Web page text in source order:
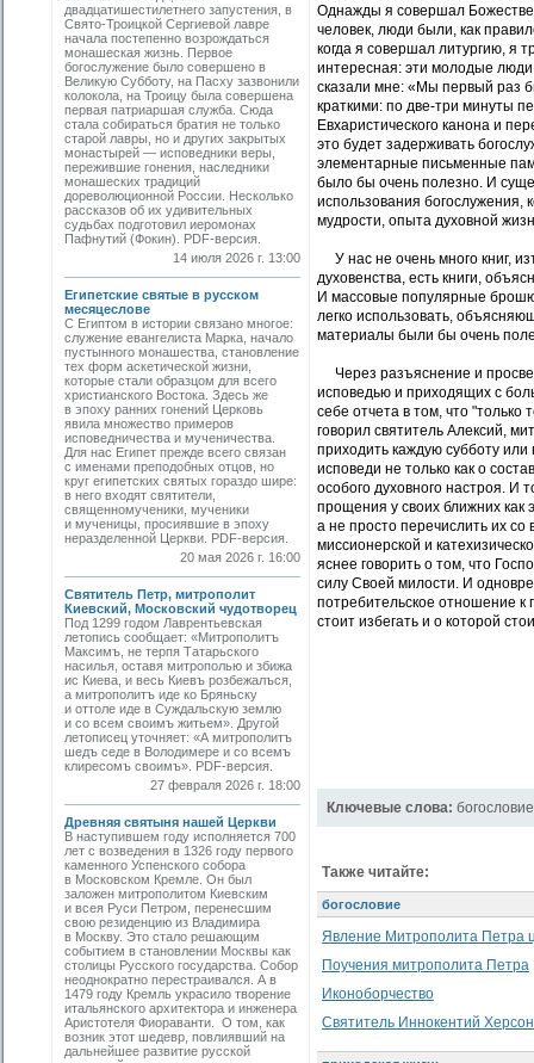
двадцатишестилетнего запустения, в
Свято-­Троицкой Сергиевой лавре
начала постепенно возрождаться
монашеская жизнь. Первое
богослужение было совершено в
Великую Субботу, на Пасху зазвонили
колокола, на Троицу была совершена
первая патриаршая служба. Сюда
стала собираться братия не только
старой лавры, но и других закрытых
монастырей — исповедники веры,
пережившие гонения, наследники
монашеских традиций
дореволюционной России. Несколько
рассказов об их удивительных
судьбах подготовил иеромонах
Пафнутий (Фокин). PDF-версия.
14 июля 2026 г. 13:00
Египетские святые в русском
месяцеслове
С Египтом в истории связано многое:
служение евангелиста Марка, начало
пустынного монашества, становление
тех форм аскетической жизни,
которые стали образцом для всего
христианского Востока. Здесь же
в эпоху ранних гонений Церковь
явила множество примеров
исповедничества и мученичества.
Для нас Египет прежде всего связан
с именами преподобных отцов, но
круг египетских святых гораздо шире:
в него входят святители,
священномученики, мученики
и мученицы, просиявшие в эпоху
неразделенной Церкви. PDF-версия.
20 мая 2026 г. 16:00
Святитель Петр, митрополит
Киевский, Московский чудотворец
Под 1299 годом Лаврентьевская
летопись сообщает: «Митрополитъ
Максимъ, не терпя Татарьского
насилья, оставя митрополью и збижа
ис Киева, и весь Киевъ розбежалъся,
а митрополитъ иде ко Бряньску
и оттоле иде в Суждальскую землю
и со всем своимъ житьем». Другой
летописец уточняет: «А митрополитъ
шедъ седе в Володимере и со всемъ
клиресомъ своимъ». PDF-версия.
27 февраля 2026 г. 18:00
Древняя святыня нашей Церкви
В наступившем году исполняется 700
лет с возведения в 1326 году первого
каменного Успенского собора
в Московском Кремле. Он был
заложен митрополитом Киевским
и всея Руси Петром, перенесшим
свою резиденцию из Владимира
в Москву. Это стало решающим
событием в становлении Москвы как
столицы Русского государства. Собор
неоднократно перестраивался. А в
1479 году Кремль украсило творение
итальянского архитектора и инженера
Аристотеля Фиораванти. О том, как
возник этот шедевр, повлиявший на
дальнейшее развитие русской
Однажды я совершал
человек, люди были, как
когда я совершал литургию, я
интересная: эти молодые
сказали мне: «Мы первый раз
краткими: по две-три минуты
Евхаристического канона и
это будет задерживать
элементарные письменные
было бы очень полезно. И
использования богослужения,
мудрости, опыта духовной
У нас не очень много книг,
духовенства, есть книги,
И массовые популярные
легко использовать,
материалы были бы очень
Через разъяснение и
исповедью и приходящих с
себе отчета в том, что "только
говорил святитель Алексий,
приходить каждую субботу или
исповеди не только как о
особого духовного настроя. И
прощения у своих ближних как
а не просто перечислить их
миссионерской и
яснее говорить о том, что
силу Своей милости. И
потребительское отношение к
стоит избегать и о которой
Ключевые слова: богословие
Также читайте:
богословие
Явление Митрополита Петра
Поучения митрополита Петра
Иконоборчество
Святитель Иннокентий